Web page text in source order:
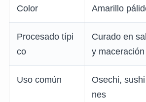
Color Amarillo
Procesado típi
co
Curado en
y
Uso común
Osechi,
nes